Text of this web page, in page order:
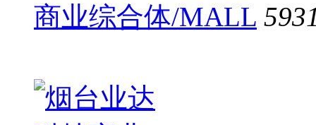
商业综合体/MALL